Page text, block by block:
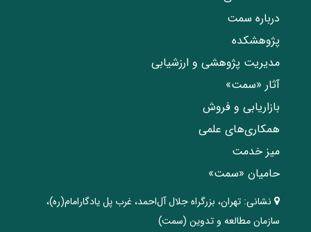
درباره سمت
پژوهشکده
مدیریت پژوهشی و ارزشیابی
آثار «سمت»
بازاریابی و فروش
همکاری‌های علمی
میز خدمت
حامیان «سمت»
نشانی: تهران، ‌بزرگراه ‌جلال آل‌احمد، غرب پل يادگار‌امام(ره)‌،
سازمان مطالعه و تدوین‌ (سمت)